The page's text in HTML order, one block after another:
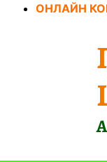
ПерейтиОНЛАЙН